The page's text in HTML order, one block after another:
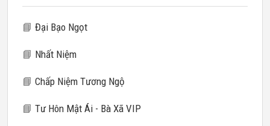
📘 Đại Bạo Ngọt
📘 Nhất Niệm
📘 Chấp Niệm Tương Ngộ
📘 Tư Hôn Mật Ái - Bà Xã VIP